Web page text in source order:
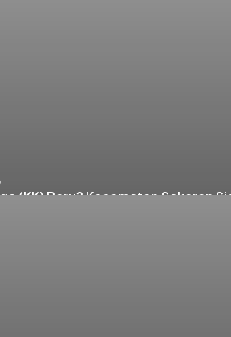
(KK) Baru? Kecamatan Sekaran